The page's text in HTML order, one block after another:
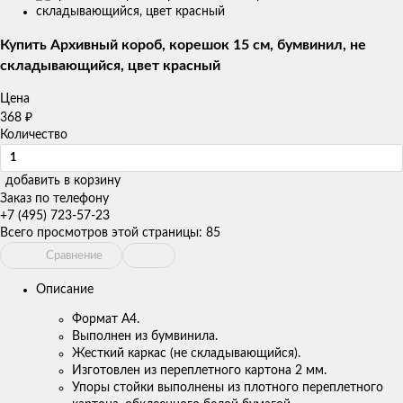
товаров
Купить Архивный короб, корешок 15 см, бумвинил, не
складывающийся, цвет красный
Цена
368 ₽
Количество
добавить в корзину
Заказ по телефону
+7 (495) 723-57-23
Всего просмотров этой страницы: 85
Сравнение
Описание
Формат А4.
Выполнен из бумвинила.
Жесткий каркас (не складывающийся).
Изготовлен из переплетного картона 2 мм.
Упоры стойки выполнены из плотного переплетного